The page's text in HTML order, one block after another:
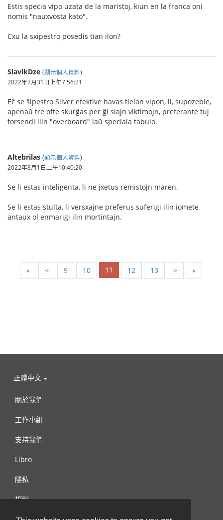
Estis specia vipo uzata de la maristoj, kiun en la franca oni
nomis "nauxvosta kato".
Cxu la sxipestro posedis tian ilon?
SlavikDze (顯示個人資料)
2022年7月31日上午7:56:21
Eĉ se ŝipestro Silver efektive havas tielan vipon, li, supozeble,
apenaŭ tre ofte skurĝas per ĝi siajn viktimojn, preferante tuj
forsendi ilin "overboard" laŭ speciala tabulo.
Altebrilas (顯示個人資料)
2022年8月1日上午10:40:20
Se li estas inteligenta, li ne jxetus remistojn maren.
Se li estas stulta, li versxajne preferus suferigi ilin iomete
antaux ol enmarigi ilin mortintajn.
« < 9 10 11 12 13 > »
正體中文
關於我們
工作小組
支持我們
Libro
隱私
規則